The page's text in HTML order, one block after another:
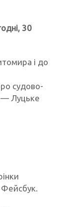
30
і до
судово-
Луцьке
Фейсбук.